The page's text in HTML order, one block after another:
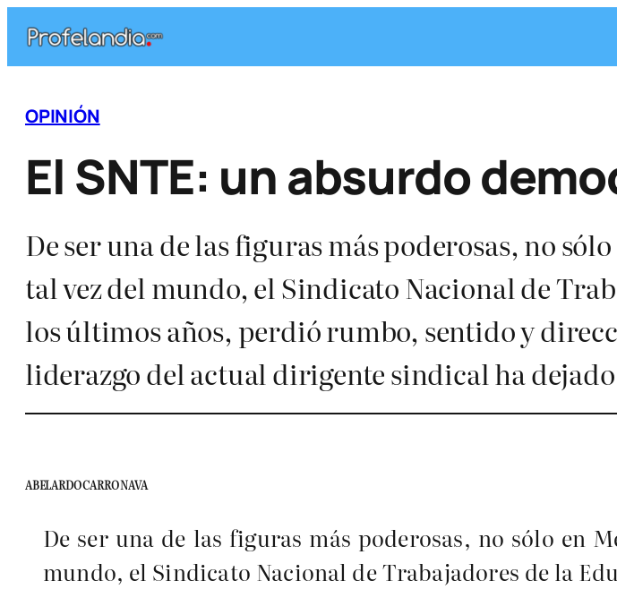
contenido
OPINIÓN
El SNTE: un absurdo
De ser una de las figuras más poderosas, no
tal vez del mundo, el Sindicato Nacional de
los últimos años, perdió rumbo, sentido y
liderazgo del actual dirigente sindical ha
ABELARDO CARRO NAVA
De ser una de las figuras más poderosas, no sólo en
mundo, el Sindicato Nacional de Trabajadores de la